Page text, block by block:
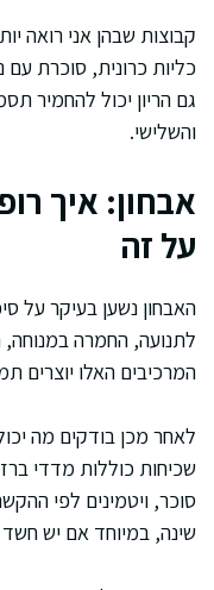
קבוצות שבהן אני רואה
כליות כרונית, סוכרת עם
גם הריון יכול להחמיר
והשלישי.
אבחון: איך
על זה
האבחון נשען בעיקר על
לתנועה, החמרה
המרכיבים האלו יוצרים
לאחר מכן בודקים מה
שכיחות כוללות מדדי
סוכר, ויטמינים לפי
שינה, במיוחד אם יש חשד